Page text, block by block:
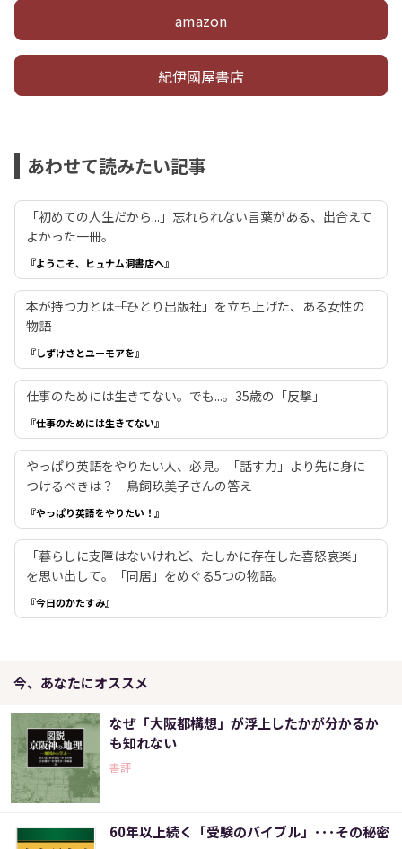
amazon
紀伊國屋書店
あわせて読みたい記事
「初めての人生だから...」忘れられない言葉がある、出合えて
よかった一冊。
『ようこそ、ヒュナム洞書店へ』
本が持つ力とは――「ひとり出版社」を立ち上げた、ある女性の
物語
『しずけさとユーモアを』
仕事のためには生きてない。でも...。35歳の「反撃」
『仕事のためには生きてない』
やっぱり英語をやりたい人、必見。「話す力」より先に身に
つけるべきは？ 鳥飼玖美子さんの答え
『やっぱり英語をやりたい！』
「暮らしに支障はないけれど、たしかに存在した喜怒哀楽」
を思い出して。「同居」をめぐる5つの物語。
『今日のかたすみ』
今、あなたにオススメ
なぜ「大阪都構想」が浮上したかが分かるか
も知れない
書評
60年以上続く「受験のバイブル」･･･その秘密